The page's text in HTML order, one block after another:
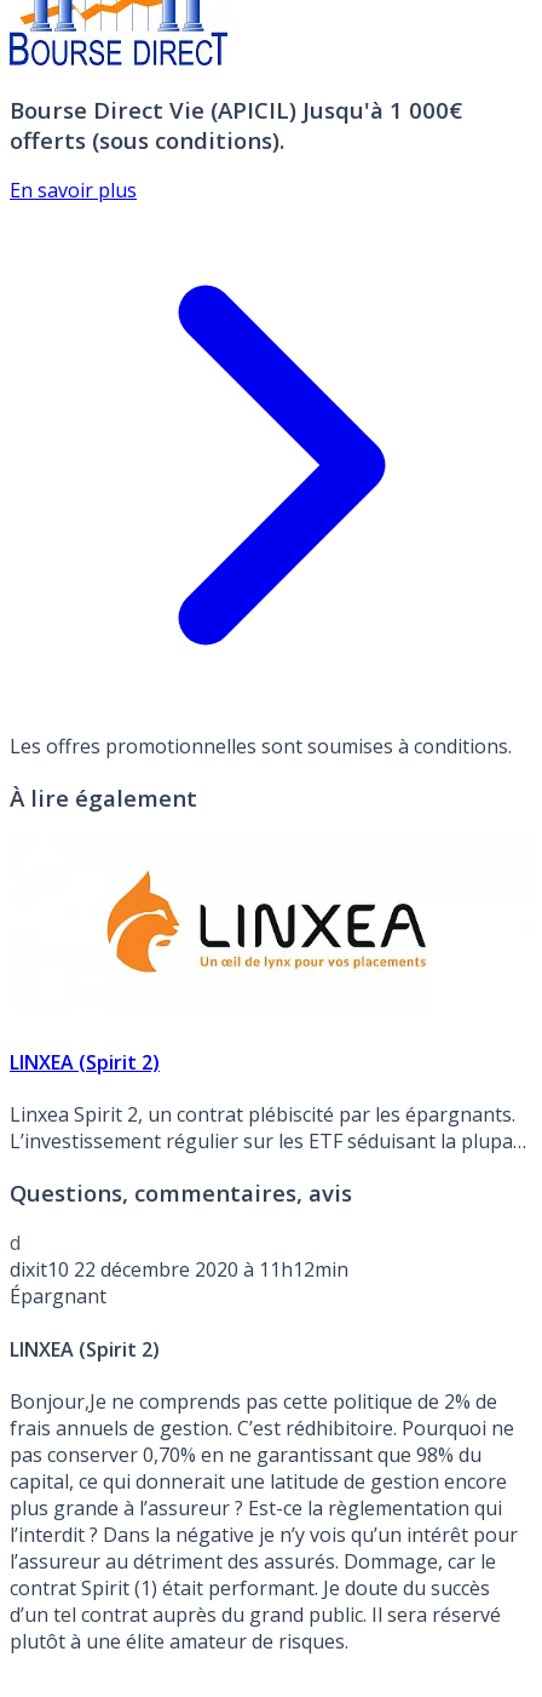
Bourse Direct Vie (APICIL) Jusqu'à 1 000€
offerts (sous conditions).
En savoir plus
Les offres promotionnelles sont soumises à conditions.
À lire également
LINXEA (Spirit 2)
Linxea Spirit 2, un contrat plébiscité par les épargnants.
L’investissement régulier sur les ETF séduisant la plupart
Questions, commentaires, avis
d
dixit10 22 décembre 2020 à 11h12min
Épargnant
LINXEA (Spirit 2)
Bonjour,Je ne comprends pas cette politique de 2% de
frais annuels de gestion. C’est rédhibitoire. Pourquoi ne
pas conserver 0,70% en ne garantissant que 98% du
capital, ce qui donnerait une latitude de gestion encore
plus grande à l’assureur ? Est-ce la règlementation qui
l’interdit ? Dans la négative je n’y vois qu’un intérêt pour
l’assureur au détriment des assurés. Dommage, car le
contrat Spirit (1) était performant. Je doute du succès
d’un tel contrat auprès du grand public. Il sera réservé
plutôt à une élite amateur de risques.